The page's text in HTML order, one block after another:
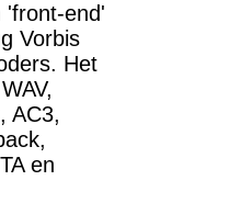
'front-end'
Vorbis
Het
AC3,
en